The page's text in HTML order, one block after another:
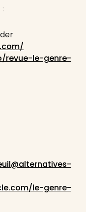
revue-le-genre-
le-genre-